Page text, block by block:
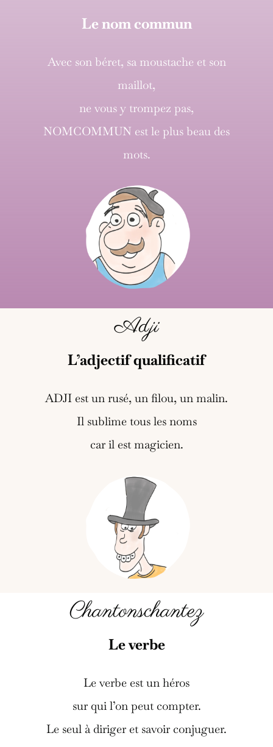
Le nom commun
Avec son béret, sa moustache et son
maillot,
ne vous y trompez pas,
NOMCOMMUN est le plus beau des
mots.
Adji
L’adjectif qualificatif
ADJI est un rusé, un filou, un malin.
Il sublime tous les noms
car il est magicien.
Chantonschantez
Le verbe
Le verbe est un héros
sur qui l’on peut compter.
Le seul à diriger et savoir conjuguer.